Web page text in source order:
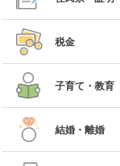
税金
子育て・教育
結婚・離婚